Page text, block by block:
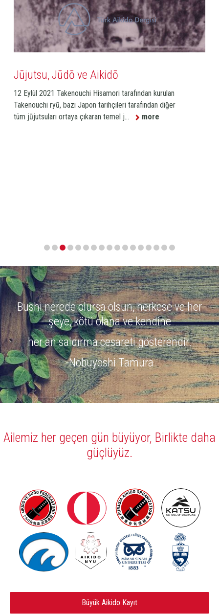
tarafından kurulan
tarihçileri tarafından diğer
temel j...
more Öğrenci
Bushinerede olursa olsun, herkese ve her
şeye, kötü olana ve kendine
her an saldırma cesareti gösterendir.
-Nobuyoshi Tamura
Ailemiz her geçen gün büyüyor, Birlikte daha
güçlüyüz.
Büyük Aikido Kayıt